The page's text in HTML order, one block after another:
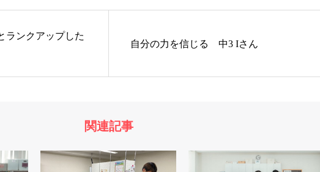
ランクアップした
自分の力を信じる 中3 Iさん
関連記事